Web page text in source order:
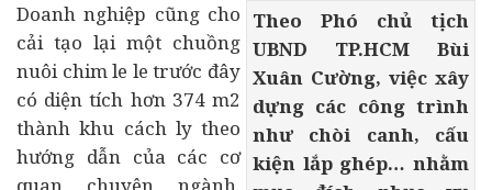
Theo Phó chủ tịch
UBND TP.HCM Bùi
Xuân Cường, việc xây
dựng các công trình
như chòi canh, cấu
kiện lắp ghép… nhằm
Doanh nghiệp cũng cho
cải tạo lại một chuồng
nuôi chim le le trước đây
có diện tích hơn 374 m2
thành khu cách ly theo
hướng dẫn của các cơ